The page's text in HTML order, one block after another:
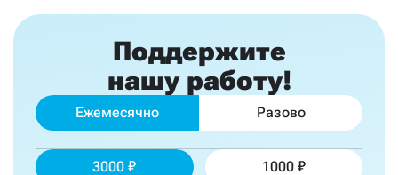
Поддержите
нашу работу!
Ежемесячно Разово
3000 1000